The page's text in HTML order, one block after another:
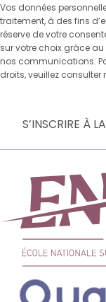
Vos données
traitement, à des fins
réserve de votre
sur votre choix grâce
nos communications.
droits, veuillez consulter
S’INSCRIRE À